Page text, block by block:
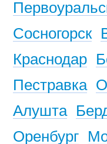
Сосногорск
Краснодар
Пестравка
Алушта
Оренбург